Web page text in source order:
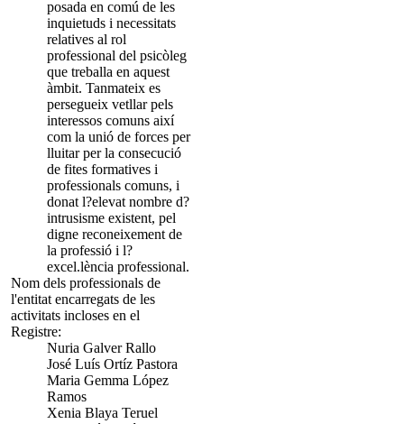
posada en comú de les
inquietuds i necessitats
relatives al rol
professional del psicòleg
que treballa en aquest
àmbit. Tanmateix es
persegueix vetllar pels
interessos comuns així
com la unió de forces per
lluitar per la consecució
de fites formatives i
professionals comuns, i
donat l?elevat nombre d?
intrusisme existent, pel
digne reconeixement de
la professió i l?
excel.lència professional.
Nom dels professionals de
l'entitat encarregats de les
activitats incloses en el
Registre:
Nuria Galver Rallo
José Luís Ortíz Pastora
Maria Gemma López
Ramos
Xenia Blaya Teruel